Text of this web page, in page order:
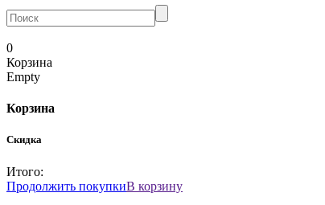
0
Корзина
Empty
Корзина
Скидка
Итого:
Продолжить покупкиВ корзину